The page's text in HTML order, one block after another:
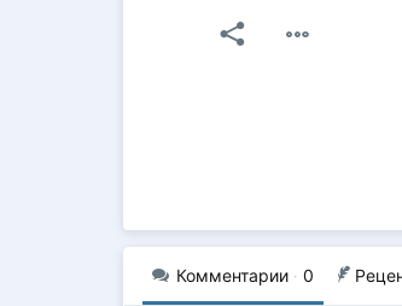
Комментарии · 0